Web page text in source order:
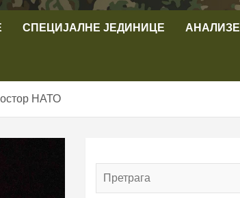
СПЕЦИЈАЛНЕ ЈЕДИНИЦЕ АНАЛИЗЕ
НАТО